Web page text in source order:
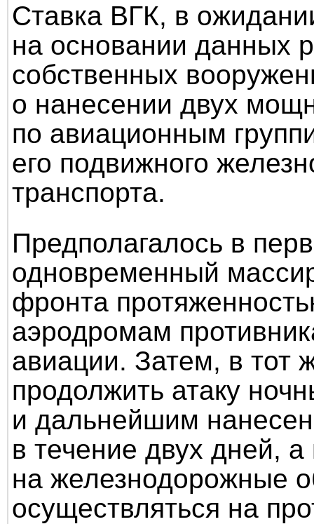
Ставка ВГК, в
на основании данных
собственных
о нанесении двух
по авиационным
его подвижного
транспорта.
Предполагалось в
одновременный
фронта
аэродромам
авиации. Затем, в тот
продолжить атаку
и дальнейшим
в течение двух дней,
на железнодорожные
осуществляться на